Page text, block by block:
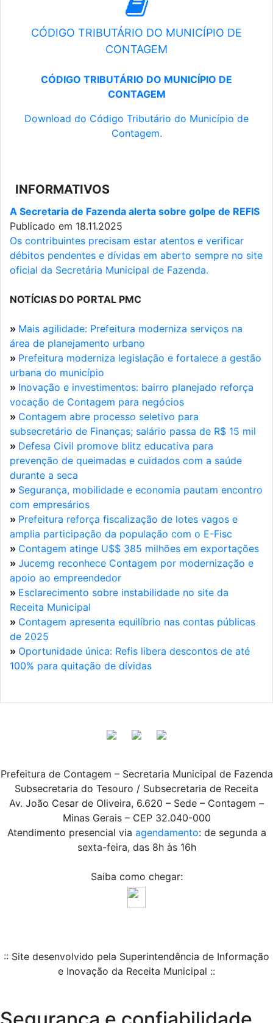
CÓDIGO TRIBUTÁRIO DO MUNICÍPIO DE
CONTAGEM
CÓDIGO TRIBUTÁRIO DO MUNICÍPIO DE
CONTAGEM
Download do Código Tributário do Município de
Contagem.
INFORMATIVOS
A Secretaria de Fazenda alerta sobre golpe de REFIS
Publicado em 18.11.2025
Os contribuintes precisam estar atentos e verificar
débitos pendentes e dívidas em aberto sempre no site
oficial da Secretária Municipal de Fazenda.
NOTÍCIAS DO PORTAL PMC
» Mais agilidade: Prefeitura moderniza serviços na
área de planejamento urbano
» Prefeitura moderniza legislação e fortalece a gestão
urbana do município
» Inovação e investimentos: bairro planejado reforça
vocação de Contagem para negócios
» Contagem abre processo seletivo para
subsecretário de Finanças; salário passa de R$ 15 mil
» Defesa Civil promove blitz educativa para
prevenção de queimadas e cuidados com a saúde
durante a seca
» Segurança, mobilidade e economia pautam encontro
com empresários
» Prefeitura reforça fiscalização de lotes vagos e
amplia participação da população com o E-Fisc
» Contagem atinge U$$ 385 milhões em exportações
» Jucemg reconhece Contagem por modernização e
apoio ao empreendedor
» Esclarecimento sobre instabilidade no site da
Receita Municipal
» Contagem apresenta equilíbrio nas contas públicas
de 2025
» Oportunidade única: Refis libera descontos de até
100% para quitação de dívidas
Prefeitura de Contagem – Secretaria Municipal de Fazenda
Subsecretaria do Tesouro / Subsecretaria de Receita
Av. João Cesar de Oliveira, 6.620 – Sede – Contagem –
Minas Gerais – CEP 32.040-000
Atendimento presencial via agendamento: de segunda a
sexta-feira, das 8h às 16h
Saiba como chegar:
:: Site desenvolvido pela Superintendência de Informação
e Inovação da Receita Municipal ::